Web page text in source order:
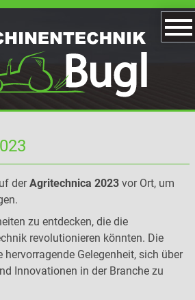
derAgritechnica 2023 vor Ort, um
zu entdecken, die die
revolutionieren könnten. Die
Gelegenheit, sich über
Innovationen in der Branche zu